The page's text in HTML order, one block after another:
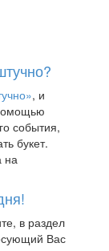
, и
события,
букет.
на
в раздел
Вас